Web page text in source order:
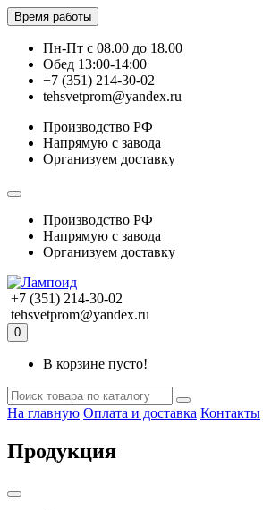
Время работы
Пн-Пт с 08.00 до 18.00
Обед 13:00-14:00
+7 (351) 214-30-02
tehsvetprom@yandex.ru
Производство РФ
Напрямую с завода
Организуем доставку
Производство РФ
Напрямую с завода
Организуем доставку
+7 (351) 214-30-02
tehsvetprom@yandex.ru
0
В корзине пусто!
На главную Оплата и доставка Контакты
Продукция